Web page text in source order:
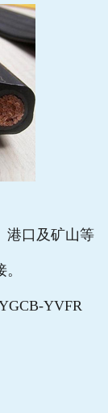
我们
口及矿山等
YVFR